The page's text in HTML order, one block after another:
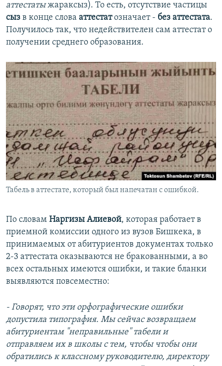
аттестатыжараксыз). То есть, отсутствие частицы
сыз в конце слова аттестатозначает - без аттестата.
Получилось так, что недействителен сам аттестат о
получении среднего образования.
Табель в аттестате, который был напечатан с ошибкой.
По словам Наргизы Алиевой, которая работает в
приемной комиссии одного из вузов Бишкека, в
принимаемых от абитуриентов документах только
2-3 аттестата оказываются не бракованными, а во
всех остальных имеются ошибки, и такие бланки
выявляются повсеместно:
- Говорят, что эти орфографические ошибки
допустила типография. Мы сейчас возвращаем
абитуриентам "неправильные" табели и
отправляем их в школы с тем, чтобы чтобы они
обратились к классному руководителю, директору